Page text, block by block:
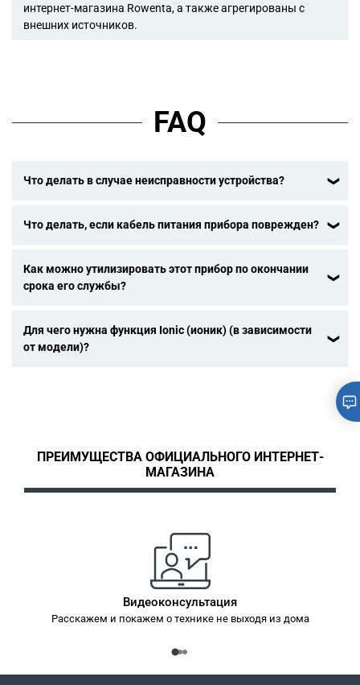
интернет-магазина Rowenta, а также агрегированы с
внешних источников.
FAQ
Что делать в случае неисправности устройства?
в руководстве пользователя убедитесь, что
заработал, не пытайтесь разобрать или отремонтировать
его. Отнесите прибор в авторизованный центр
Что делать, если кабель питания прибора поврежден?
замените кабель в центре технического обслуживания.
Как можно утилизировать этот прибор по окончании
срока его службы?
могут быть подвергнуты вторичной переработке.
Отнесите его на городской пункт сбора отходов.
Для чего нужна функция Ionic (ионик) (в зависимости
от модели)?
ПРЕИМУЩЕСТВА ОФИЦИАЛЬНОГО ИНТЕРНЕТ-
МАГАЗИНА
Видеоконсультация
Расскажем и покажем о технике не выходя из дома